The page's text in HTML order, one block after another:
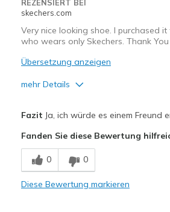
Sizing
View On Shoes
I'm Into Shoes
REZENSIERT BEI
skechers.com
Very nice looking shoe. I purchased
who wears only Skechers. Thank You
Übersetzung anzeigen
mehr Details
Nachteile
Poor Quality
Very attractive
Fazit Ja, ich würde es einem Freund
Fanden Sie diese Bewertung
0 0
Diese Bewertung markieren